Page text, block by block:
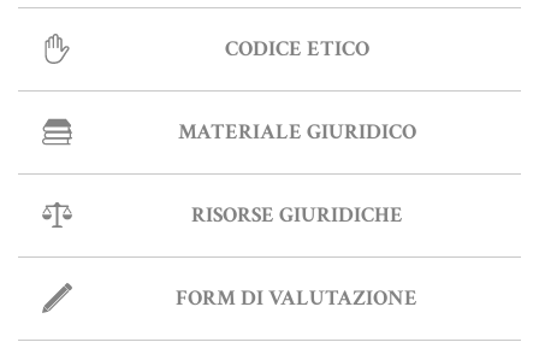
CODICE ETICO
MATERIALE GIURIDICO
RISORSE GIURIDICHE
FORM DI VALUTAZIONE